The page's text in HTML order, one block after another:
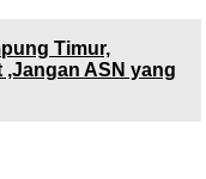
Timur,
ASN yang